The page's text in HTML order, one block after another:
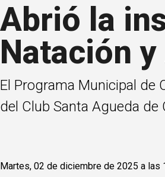
Abrió la
Natación
El Programa Municipal de
del Club Santa Agueda de
Martes, 02 de diciembre de 2025 a las